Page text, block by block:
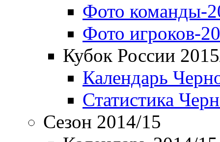
Фото команды-
Фото игроков-
Кубок России
Календарь
Статистика
Сезон 2014/15